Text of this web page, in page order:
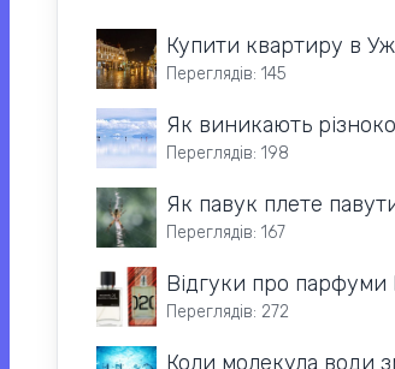
Купити квартиру в
Переглядів: 145
Як виникають
Переглядів: 198
Як павук плете
Переглядів: 167
Відгуки про парфуми
Переглядів: 272
Коли молекула води